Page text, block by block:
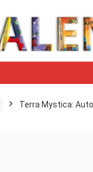
Terra Mystica: